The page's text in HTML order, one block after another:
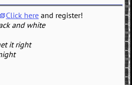
Click here and register!
and white
it right